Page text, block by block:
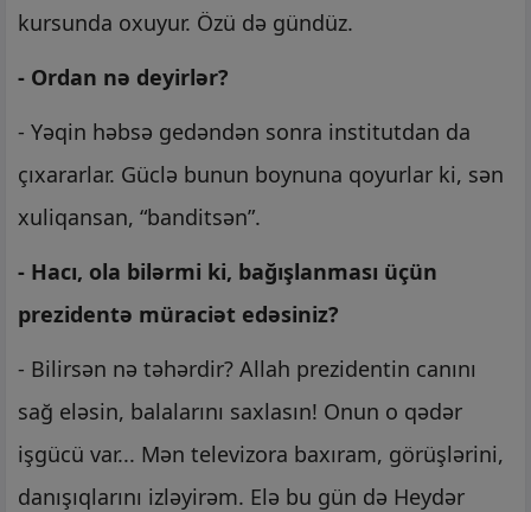
kursunda oxuyur. Özü də gündüz.
- Ordan nə deyirlər?
- Yəqin həbsə gedəndən sonra institutdan da
çıxararlar. Güclə bunun boynuna qoyurlar ki, sən
xuliqansan, “banditsən”.
- Hacı, ola bilərmi ki, bağışlanması üçün
prezidentə müraciət edəsiniz?
- Bilirsən nə təhərdir? Allah prezidentin canını
sağ eləsin, balalarını saxlasın! Onun o qədər
işgücü var... Mən televizora baxıram, görüşlərini,
danışıqlarını izləyirəm. Elə bu gün də Heydər